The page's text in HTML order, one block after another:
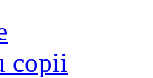
copii